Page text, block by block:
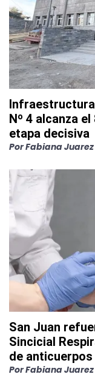
Nº 4 alcanza
etapa decisiva
PorFabiana Juarez
San Juan
Sincicial
de anticuerpos
PorFabiana Juarez